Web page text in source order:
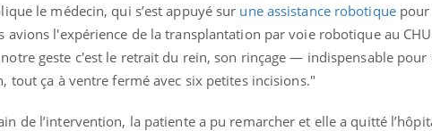
le médecin, qui s’est appuyé sur une assistance robotiquepour
avions l'expérience de la transplantation par voie robotique au
geste c'est le retrait du rein, son rinçage — indispensable
tout ça à ventre fermé avec six petites incisions."
de l’intervention, la patiente a pu remarcher et elle a quitté